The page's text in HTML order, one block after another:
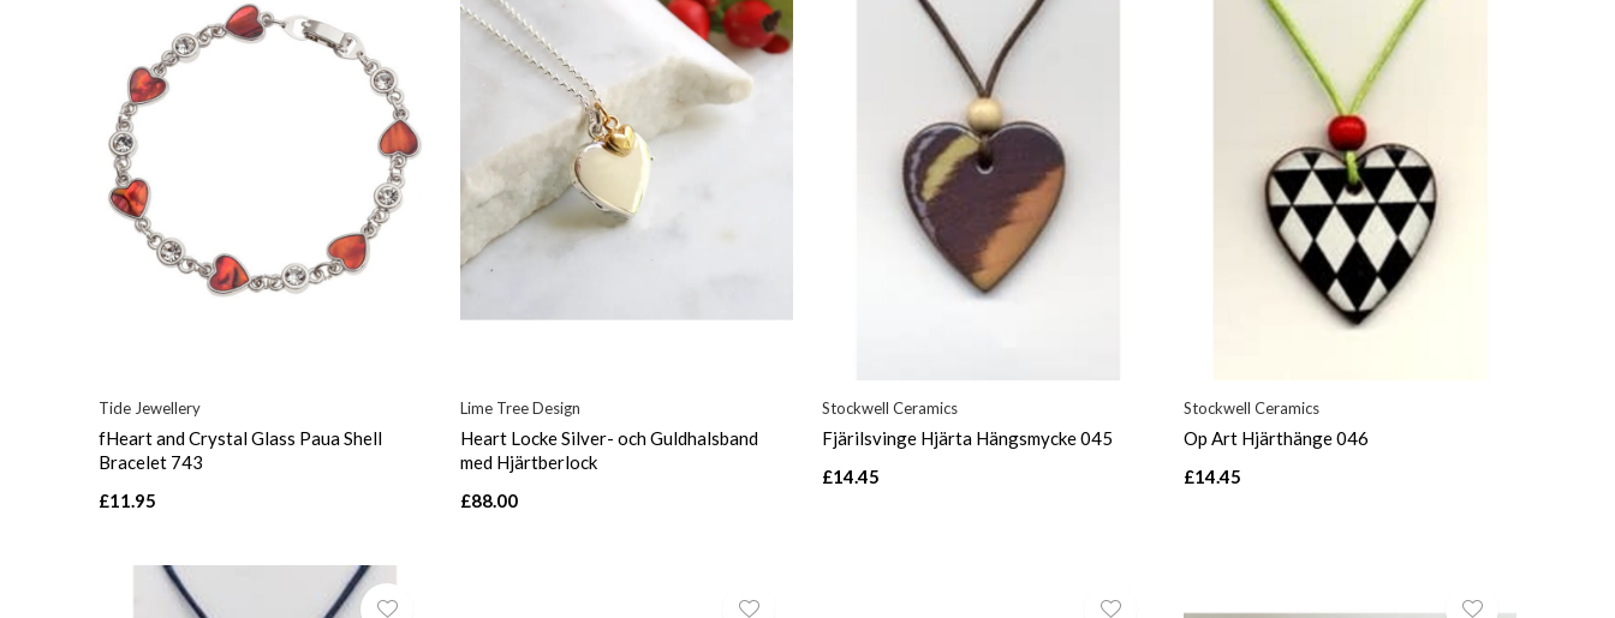
Tide Jewellery
fHeart and Crystal Glass Paua Shell
Bracelet 743
£11.95
Lime Tree Design
Heart Locke Silver- och Guldhalsband
med Hjärtberlock
£88.00
Stockwell Ceramics
Fjärilsvinge Hjärta Hängsmycke 045
£14.45
Stockwell Ceramics
Op Art Hjärthänge 046
£14.45